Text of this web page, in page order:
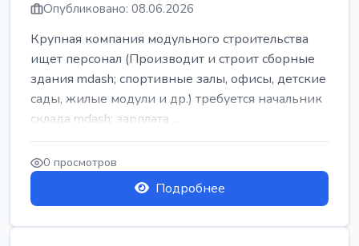
Опубликовано: 08.06.2026
Крупная компания модульного строительства
ищет персонал (Производит и строит сборные
здания mdash; спортивные залы, офисы, детские
сады, жилые модули и др.) требуется начальник
склада mdash; зарплата ...
0 просмотров
Подробнее